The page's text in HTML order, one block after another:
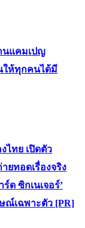
นแคมเปญ
นให้ทุกคนได้มี
ไทย เปิดตัว
ยทอดเรื่องจริง
ด ซิกเนเจอร์’
ณ์เฉพาะตัว [PR]